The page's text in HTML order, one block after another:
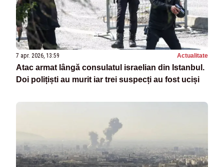
7 apr. 2026, 13:59 Actualitate
Atac armat lângă consulatul israelian din Istanbul.
Doi polițiști au murit iar trei suspecți au fost uciși